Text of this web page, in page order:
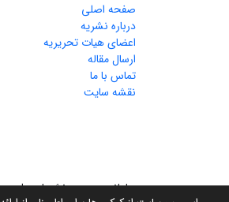
صفحه اصلی
درباره نشریه
اعضای هیات تحریریه
ارسال مقاله
تماس با ما
نقشه سایت
سامانه مدیریت نشریات علمی.